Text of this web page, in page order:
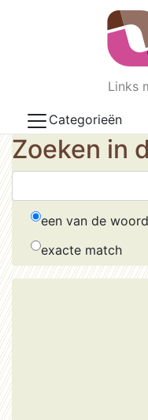
Skip to main content
Links
Categorieën
Zoeken in
een van de
exacte match